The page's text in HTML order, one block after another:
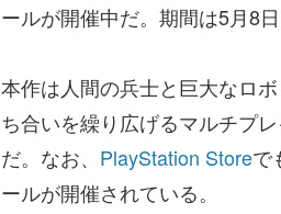
ールが開催中だ。期間は5月8日
本作は人間の兵士と巨大なロ
ち合いを繰り広げるマルチプ
だ。なお、 PlayStation Storeで
ールが開催されている。